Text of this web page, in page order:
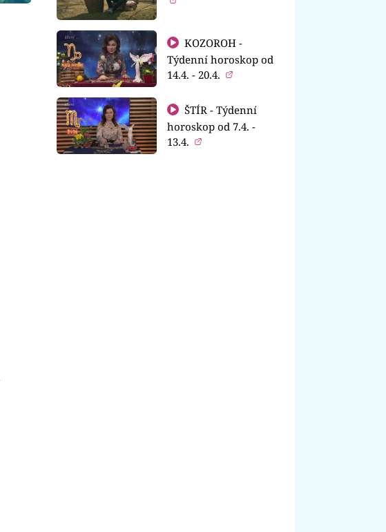
KOZOROH -
Týdenní horoskop od
14.4. - 20.4.
ŠTÍR - Týdenní
horoskop od 7.4. -
13.4.